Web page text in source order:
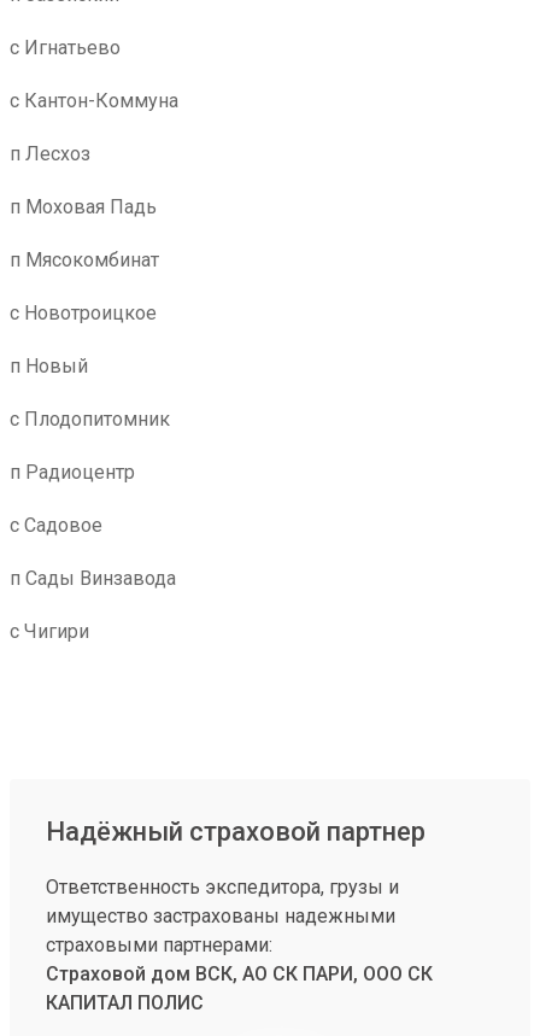
с Игнатьево
с Кантон-Коммуна
п Лесхоз
п Моховая Падь
п Мясокомбинат
с Новотроицкое
п Новый
с Плодопитомник
п Радиоцентр
с Садовое
п Сады Винзавода
с Чигири
Надёжный страховой партнер
Ответственность экспедитора, грузы и
имущество застрахованы надежными
страховыми партнерами:
Страховой дом ВСК, АО СК ПАРИ, ООО СК
КАПИТАЛ ПОЛИС